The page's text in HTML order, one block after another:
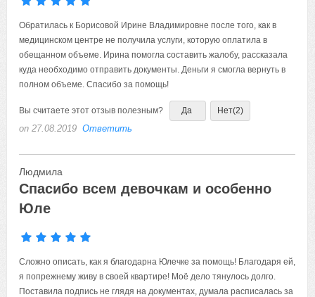
Обратилась к Борисовой Ирине Владимировне после того, как в
медицинском центре не получила услуги, которую оплатила в
обещанном объеме. Ирина помогла составить жалобу, рассказала
куда необходимо отправить документы. Деньги я смогла вернуть в
полном объеме. Спасибо за помощь!
Вы считаете этот отзыв полезным? Да Нет(2)
on 27.08.2019 Ответить
Людмила
Спасибо всем девочкам и особенно
Юле
Сложно описать, как я благодарна Юлечке за помощь! Благодаря ей,
я попрежнему живу в своей квартире! Моё дело тянулось долго.
Поставила подпись не глядя на документах, думала расписалась за